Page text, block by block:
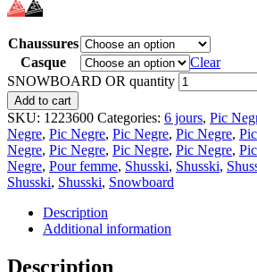
Chaussures
Casque
Clear
SNOWBOARD OR quantity
Add to cart
SKU: 1223600 Categories: 6 jours, Pic
Negre, Pic Negre, Pic Negre, Pic Negre,
Negre, Pic Negre, Pic Negre, Pic Negre,
Negre, Pour femme, Shusski, Shusski,
Shusski, Shusski, Snowboard
Description
Additional information
Description